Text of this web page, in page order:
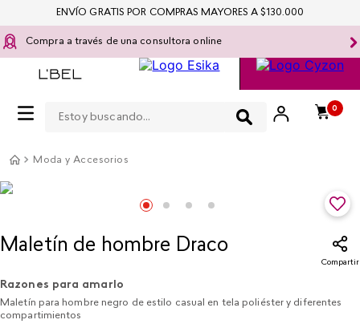
Compra a través de una consultora online
0
ENVÍO GRATIS POR COMPRAS MAYORES A $130.000
Moda y Accesorios
Maletín de hombre Draco
Compartir
Razones para amarlo
Maletín para hombre negro de estilo casual en tela poliéster y diferentes
compartimientos